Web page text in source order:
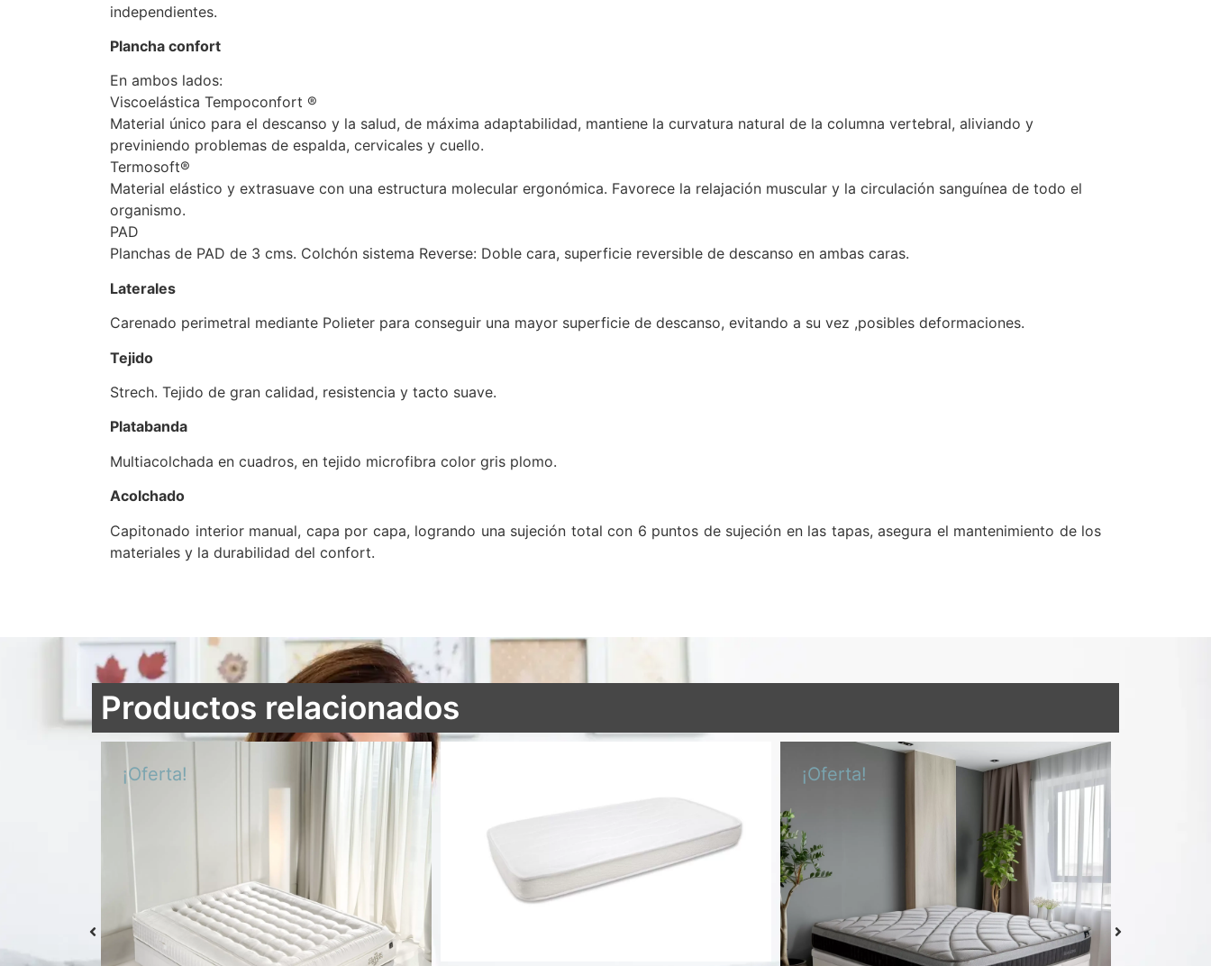
independientes.
Plancha confort
En ambos lados:
Viscoelástica Tempoconfort ®
Material único para el descanso y la salud, de máxima adaptabilidad, mantiene la curvatura natural de la columna vertebral, aliviando y
previniendo problemas de espalda, cervicales y cuello.
Termosoft®
Material elástico y extrasuave con una estructura molecular ergonómica. Favorece la relajación muscular y la circulación sanguínea de todo el
organismo.
PAD
Planchas de PAD de 3 cms. Colchón sistema Reverse: Doble cara, superficie reversible de descanso en ambas caras.
Laterales
Carenado perimetral mediante Polieter para conseguir una mayor superficie de descanso, evitando a su vez ,posibles deformaciones.
Tejido
Strech. Tejido de gran calidad, resistencia y tacto suave.
Platabanda
Multiacolchada en cuadros, en tejido microfibra color gris plomo.
Acolchado
Capitonado interior manual, capa por capa, logrando una sujeción total con 6 puntos de sujeción en las tapas, asegura el mantenimiento de los
materiales y la durabilidad del confort.
Productos relacionados
¡Oferta!
Colchón S-Grafeno Hannes
Colchón cuna Air Active antiahogo aloe vera 3D
51,45€
¡Oferta!
Colchón Delizia